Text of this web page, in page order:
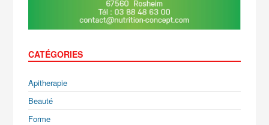
CATÉGORIES
Apitherapie
Beauté
Forme